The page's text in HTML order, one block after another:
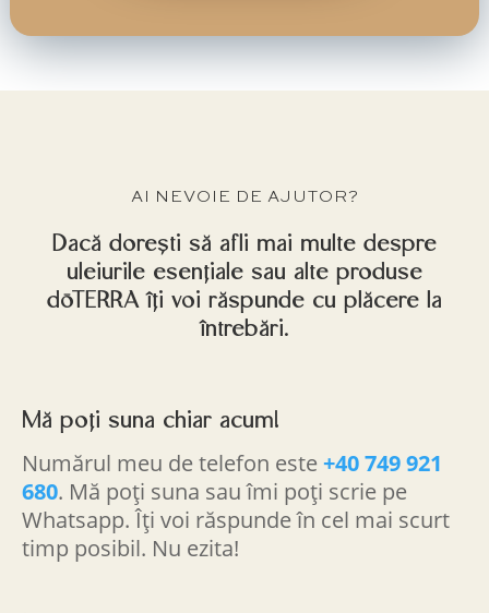
AI NEVOIE DE AJUTOR?
Dacă dorești să afli mai multe despre
uleiurile esențiale sau alte produse
dōTERRA îți voi răspunde cu plăcere la
întrebări.
Mă poți suna chiar acum!
Numărul meu de telefon este+40 749 921
680. Mă poți suna sau îmi poți scrie pe
Whatsapp. Îți voi răspunde în cel mai scurt
timp posibil. Nu ezita!